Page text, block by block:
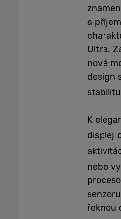
a
Ultra.
nové
design
stabilitu
K
displej
nebo
řeknou